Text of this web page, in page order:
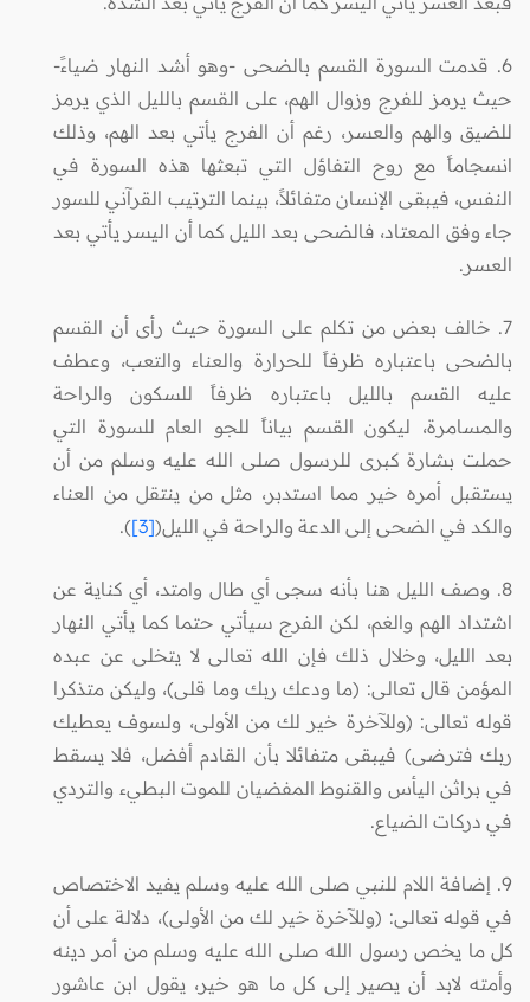
6. قدمت السورة القسم بالضحى -وهو أشد النهار ضياءً-
حيث يرمز للفرج وزوال الهم، على القسم بالليل الذي يرمز
للضيق والهم والعسر، رغم أن الفرج يأتي بعد الهم، وذلك
انسجاماً مع روح التفاؤل التي تبعثها هذه السورة في
النفس، فيبقى الإنسان متفائلاً، بينما الترتيب القرآني للسور
جاء وفق المعتاد، فالضحى بعد الليل كما أن اليسر يأتي بعد
العسر.
7. خالف بعض من تكلم على السورة حيث رأى أن القسم
بالضحى باعتباره ظرفاً للحرارة والعناء والتعب، وعطف
عليه القسم بالليل باعتباره ظرفاً للسكون والراحة
والمسامرة، ليكون القسم بياناً للجو العام للسورة التي
حملت بشارة كبرى للرسول صلى الله عليه وسلم من أن
يستقبل أمره خير مما استدبر، مثل من ينتقل من العناء
والكد في الضحى إلى الدعة والراحة في الليل([3]
).
8. وصف الليل هنا بأنه سجى أي طال وامتد، أي كناية عن
اشتداد الهم والغم، لكن الفرج سيأتي حتما كما يأتي النهار
بعد الليل، وخلال ذلك فإن الله تعالى لا يتخلى عن عبده
المؤمن قال تعالى: (ما ودعك ربك وما قلى)، وليكن متذكرا
قوله تعالى: (وللآخرة خير لك من الأولى، ولسوف يعطيك
ربك فترضى) فيبقى متفائلا بأن القادم أفضل، فلا يسقط
في براثن اليأس والقنوط المفضيان للموت البطيء والتردي
في دركات الضياع.
9. إضافة اللام للنبي صلى الله عليه وسلم يفيد الاختصاص
في قوله تعالى: (وللآخرة خير لك من الأولى)، دلالة على أن
كل ما يخص رسول الله صلى الله عليه وسلم من أمر دينه
وأمته لابد أن يصير إلى كل ما هو خير، يقول ابن عاشور